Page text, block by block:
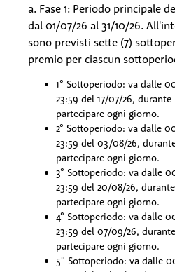
a. Fase 1: Periodo principale
dal 01/07/26 al 31/10/26.
sono previsti sette (7)
premio per ciascun
1° Sottoperiodo: va dalle
23:59 del 17/07/26,
partecipare ogni giorno.
2° Sottoperiodo: va dalle
23:59 del 03/08/26,
partecipare ogni giorno.
3° Sottoperiodo: va dalle
23:59 del 20/08/26,
partecipare ogni giorno.
4° Sottoperiodo: va dalle
23:59 del 07/09/26,
partecipare ogni giorno.
5° Sottoperiodo: va dalle